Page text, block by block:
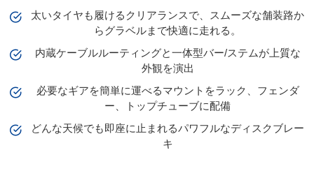
太いタイヤも履けるクリアランスで、スムーズな舗装路か
らグラベルまで快適に走れる。
内蔵ケーブルルーティングと一体型バー/ステムが上質な
外観を演出
必要なギアを簡単に運べるマウントをラック、フェンダ
ー、トップチューブに配備
どんな天候でも即座に止まれるパワフルなディスクブレー
キ